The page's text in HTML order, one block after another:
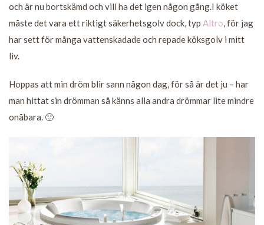
och är nu bortskämd och vill ha det igen någon gång.I köket
måste det vara ett riktigt säkerhetsgolv dock, typ Altro, för jag
har sett för många vattenskadade och repade köksgolv i mitt
liv.
Hoppas att min dröm blir sann någon dag, för så är det ju – har
man hittat sin drömman så känns alla andra drömmar lite mindre
onåbara. 🙂